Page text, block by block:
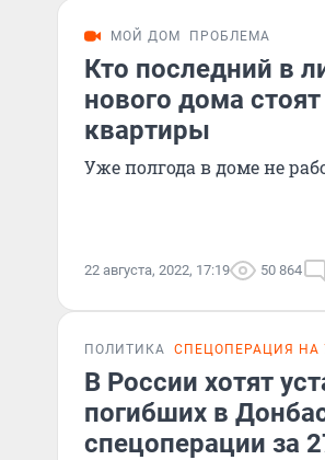
МОЙ ДОМ ПРОБЛЕМА
Кто последний в
нового дома
квартиры
Уже полгода в доме не
22 августа, 2022, 17:19 50 864
ПОЛИТИКА СПЕЦОПЕРАЦИЯ НА
В России хотят
погибших в
спецоперации за